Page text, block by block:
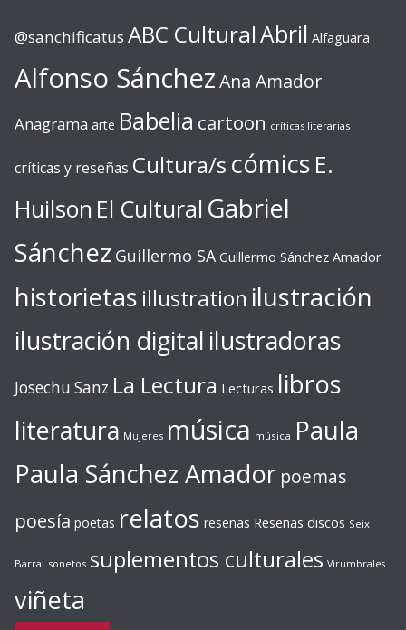
@sanchificatus ABC CulturalAbril Alfaguara
Alfonso SánchezAna Amador
Anagrama arte Babelia cartoon críticas literarias
críticas y reseñas Cultura/s cómics E.
Huilson El Cultural Gabriel
Sánchez Guillermo SA Guillermo Sánchez Amador
historietas illustration ilustración
ilustración digital ilustradoras
Josechu Sanz La Lectura Lecturas libros
literatura Mujeres música música Paula
Paula Sánchez Amador poemas
poesía poetas relatos reseñas Reseñas discos Seix
Barral sonetos suplementos culturales Virumbrales
viñeta